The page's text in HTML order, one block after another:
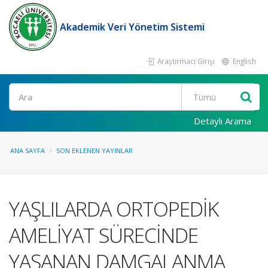
Akademik Veri Yönetim Sistemi
Araştırmacı Girişi English
Ara
Detaylı Arama
ANA SAYFA SON EKLENEN YAYINLAR
YAŞLILARDA ORTOPEDİK
AMELİYAT SÜRECİNDE
YAŞANAN DAMGALANMA